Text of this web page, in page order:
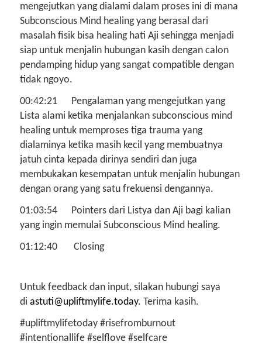
mengejutkan yang dialami dalam proses ini di mana
Subconscious Mind healing yang berasal dari
masalah fisik bisa healing hati Aji sehingga menjadi
siap untuk menjalin hubungan kasih dengan calon
pendamping hidup yang sangat compatible dengan
tidak ngoyo.
00:42:21 Pengalaman yang mengejutkan yang
Lista alami ketika menjalankan subconscious mind
healing untuk memproses tiga trauma yang
dialaminya ketika masih kecil yang membuatnya
jatuh cinta kepada dirinya sendiri dan juga
membukakan kesempatan untuk menjalin hubungan
dengan orang yang satu frekuensi dengannya.
01:03:54 Pointers dari Listya dan Aji bagi kalian
yang ingin memulai Subconscious Mind healing.
01:12:40 Closing
Untuk feedback dan input, silakan hubungi saya
di astuti@upliftmylife.today. Terima kasih.
#upliftmylifetoday #risefromburnout
#intentionallife #selflove #selfcare